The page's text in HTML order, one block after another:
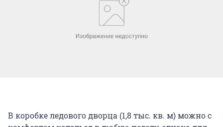
В коробке ледового дворца (1,8 тыс. кв. м) можно с